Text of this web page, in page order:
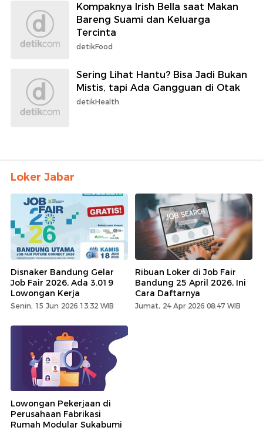
Kompaknya Irish Bella saat Makan
Bareng Suami dan Keluarga
Tercinta
detikFood
Sering Lihat Hantu? Bisa Jadi Bukan
Mistis, tapi Ada Gangguan di Otak
detikHealth
Loker Jabar
Disnaker Bandung Gelar
Job Fair 2026, Ada 3.019
Lowongan Kerja
Senin, 15 Jun 2026 13:32 WIB
Ribuan Loker di Job Fair
Bandung 25 April 2026, Ini
Cara Daftarnya
Jumat, 24 Apr 2026 08:47 WIB
Lowongan Pekerjaan di
Perusahaan Fabrikasi
Rumah Modular Sukabumi